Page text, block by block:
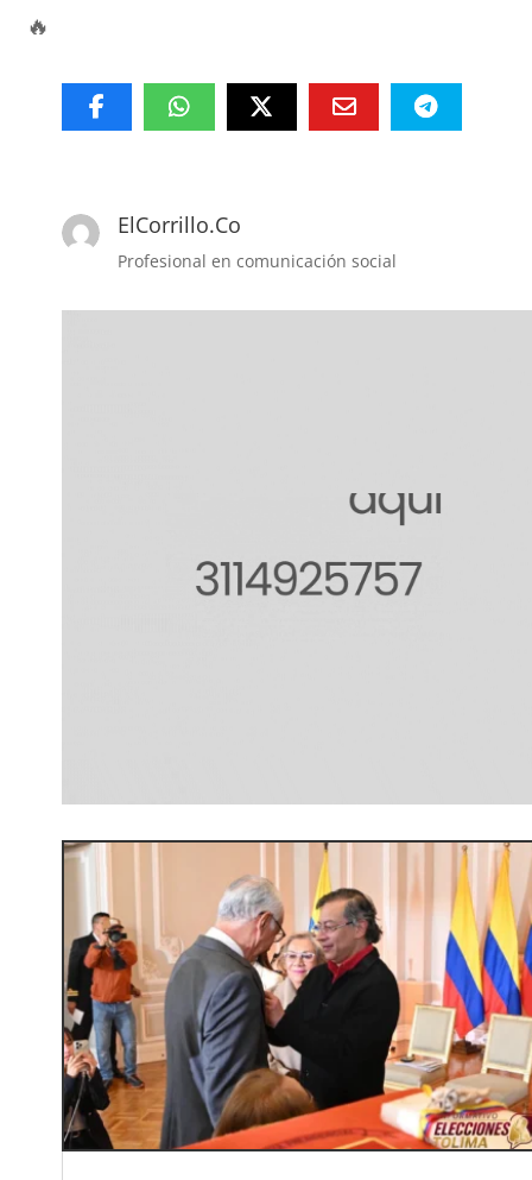
🔥
ElCorrillo.Co
Profesional en comunicación social